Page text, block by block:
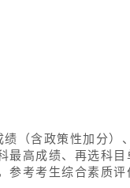
（含政策性加分）
最高成绩、再选科
考考生综合素质评